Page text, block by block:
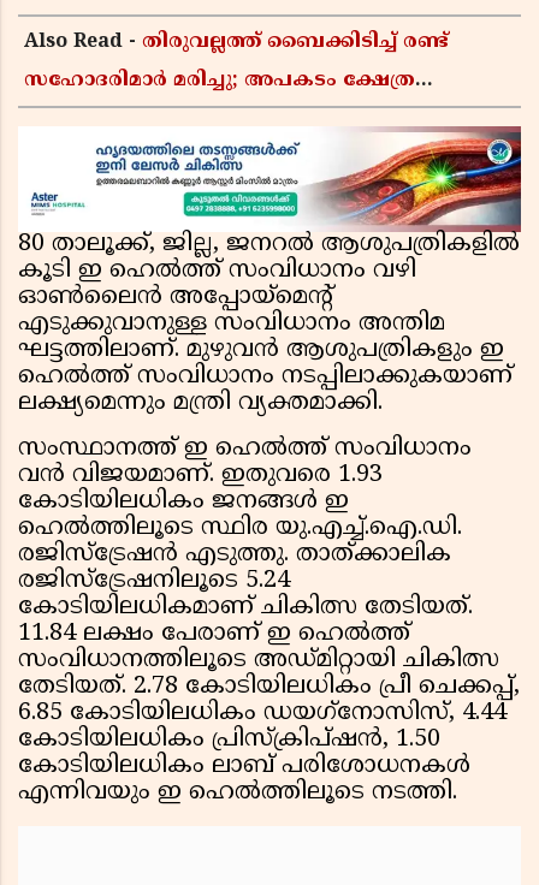
Also Read - തിരുവല്ലത്ത് ബൈക്കിടിച്ച് രണ്ട്
സഹോദരിമാർ മരിച്ചു; അപകടം ക്ഷേത്ര
80 താലൂക്ക്, ജില്ല, ജനറല്‍ ആശുപത്രികളില്‍
കൂടി ഇ ഹെല്‍ത്ത് സംവിധാനം വഴി
ഓണ്‍ലൈന്‍ അപ്പോയ്മെന്റ്
എടുക്കുവാനുള്ള സംവിധാനം അന്തിമ
ഘട്ടത്തിലാണ്. മുഴുവന്‍ ആശുപത്രികളും ഇ
ഹെല്‍ത്ത് സംവിധാനം നടപ്പിലാക്കുകയാണ്
ലക്ഷ്യമെന്നും മന്ത്രി വ്യക്തമാക്കി.
സംസ്ഥാനത്ത് ഇ ഹെല്‍ത്ത് സംവിധാനം
വന്‍ വിജയമാണ്. ഇതുവരെ 1.93
കോടിയിലധികം ജനങ്ങള്‍ ഇ
ഹെല്‍ത്തിലൂടെ സ്ഥിര യു.എച്ച്.ഐ.ഡി.
രജിസ്‌ട്രേഷന്‍ എടുത്തു. താത്ക്കാലിക
രജിസ്ട്രേഷനിലൂടെ 5.24
കോടിയിലധികമാണ് ചികിത്സ തേടിയത്.
11.84 ലക്ഷം പേരാണ് ഇ ഹെല്‍ത്ത്
സംവിധാനത്തിലൂടെ അഡ്മിറ്റായി ചികിത്സ
തേടിയത്. 2.78 കോടിയിലധികം പ്രീ ചെക്കപ്പ്,
6.85 കോടിയിലധികം ഡയഗ്‌നോസിസ്, 4.44
കോടിയിലധികം പ്രിസ്‌ക്രിപ്ഷന്‍, 1.50
കോടിയിലധികം ലാബ് പരിശോധനകള്‍
എന്നിവയും ഇ ഹെല്‍ത്തിലൂടെ നടത്തി.